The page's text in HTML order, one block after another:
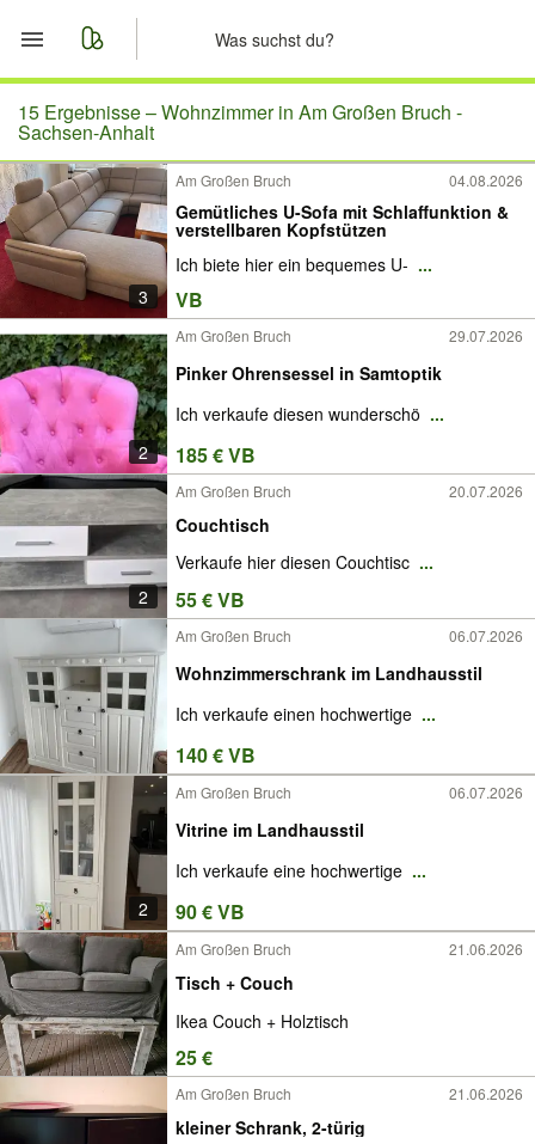
Start
Merkliste
Nachrichten
Anzeige aufgeben
15 Ergebnisse –Wohnzimmer in Am Großen Bruch -
Sachsen-Anhalt
3
Am Großen Bruch 04.08.2026
Gemütliches U-Sofa mit Schlaffunktion &
verstellbaren Kopfstützen
Ich biete hier ein bequemes U- ...
VB
2
Am Großen Bruch 29.07.2026
Pinker Ohrensessel in Samtoptik
Ich verkaufe diesen wunderschö ...
185 € VB
2
Am Großen Bruch 20.07.2026
Couchtisch
Verkaufe hier diesen Couchtisc ...
55 € VB
Am Großen Bruch 06.07.2026
Wohnzimmerschrank im Landhausstil
Ich verkaufe einen hochwertige ...
140 € VB
2
Am Großen Bruch 06.07.2026
Vitrine im Landhausstil
Ich verkaufe eine hochwertige ...
90 € VB
Am Großen Bruch 21.06.2026
Tisch + Couch
Ikea Couch + Holztisch
25 €
Am Großen Bruch 21.06.2026
kleiner Schrank, 2-türig